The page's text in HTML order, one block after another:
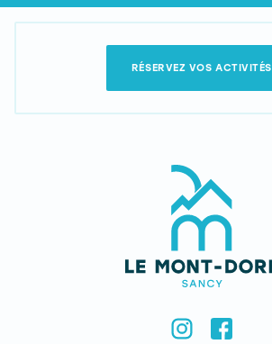
RÉSERVEZ VOS ACTIVITÉS